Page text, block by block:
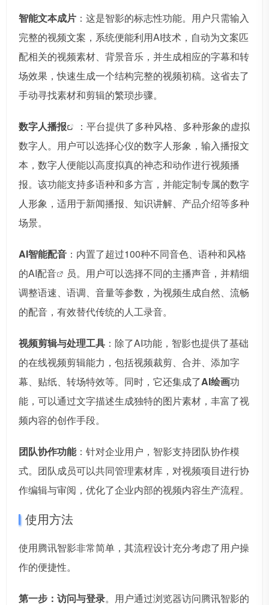
智能文本成片 ：这是智影的标志性功能。用户只需输入
完整的视频文案，系统便能利用AI技术，自动为文案匹
配相关的视频素材、背景音乐，并生成相应的字幕和转
场效果，快速生成一个结构完整的视频初稿。这省去了
手动寻找素材和剪辑的繁琐步骤。
数字人播报
：平台提供了多种风格、多种形象的虚拟
数字人。用户可以选择心仪的数字人形象，输入播报文
本，数字人便能以高度拟真的神态和动作进行视频播
报。该功能支持多语种和多方言，并能定制专属的数字
人形象，适用于新闻播报、知识讲解、产品介绍等多种
场景。
AI智能配音 ：内置了超过100种不同音色、语种和风格
的AI配音
员。用户可以选择不同的主播声音，并精细
调整语速、语调、音量等参数，为视频生成自然、流畅
的配音，有效替代传统的人工录音。
视频剪辑与处理工具 ：除了AI功能，智影也提供了基础
的在线视频剪辑能力，包括视频裁剪、合并、添加字
幕、贴纸、转场特效等。同时，它还集成了AI绘画功
能，可以通过文字描述生成独特的图片素材，丰富了视
频内容的创作手段。
团队协作功能：针对企业用户，智影支持团队协作模
式。团队成员可以共同管理素材库，对视频项目进行协
作编辑与审阅，优化了企业内部的视频内容生产流程。
使用方法
使用腾讯智影非常简单，其流程设计充分考虑了用户操
作的便捷性。
第一步：访问与登录。用户通过浏览器访问腾讯智影的